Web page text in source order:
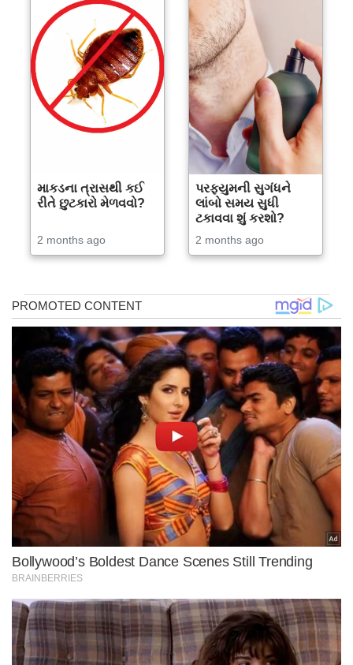
માકડના ત્રાસથી કઈ
રીતે છુટકારો મેળવવો?
2 months ago
પરફ્યુમની સુગંધને
લાંબો સમય સુધી
ટકાવવા શું કરશો?
2 months ago